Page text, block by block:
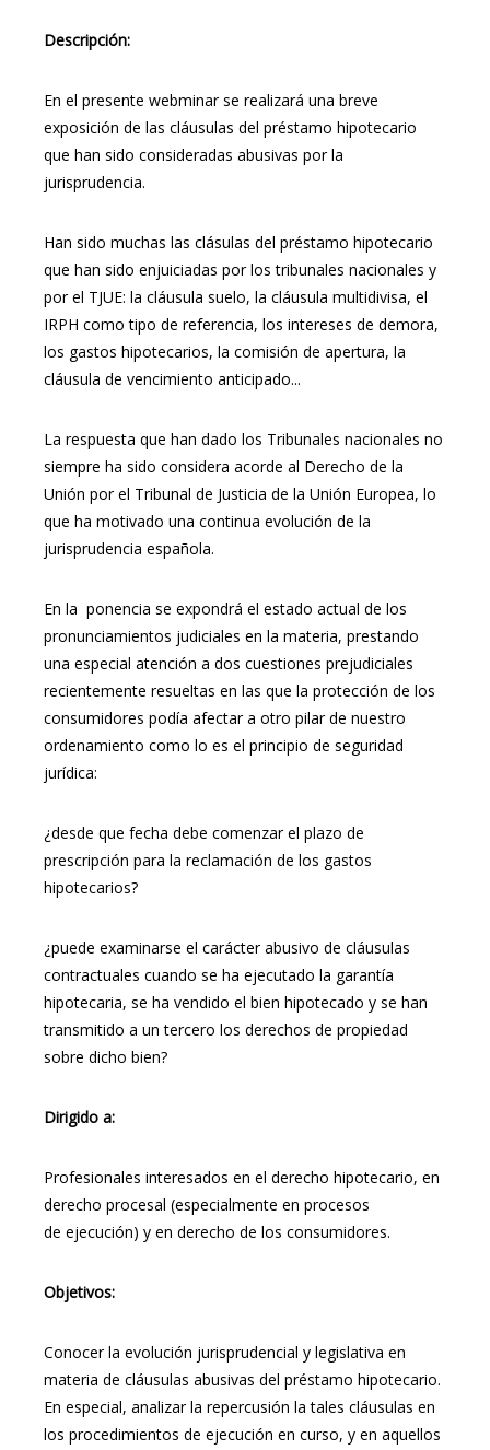
Descripción:
En el presente webminar se realizará una breve
exposición de las cláusulas del préstamo hipotecario
que han sido consideradas abusivas por la
jurisprudencia.
Han sido muchas las clásulas del préstamo hipotecario
que han sido enjuiciadas por los tribunales nacionales y
por el TJUE: la cláusula suelo, la cláusula multidivisa, el
IRPH como tipo de referencia, los intereses de demora,
los gastos hipotecarios, la comisión de apertura, la
cláusula de vencimiento anticipado...
La respuesta que han dado los Tribunales nacionales no
siempre ha sido considera acorde al Derecho de la
Unión por el Tribunal de Justicia de la Unión Europea, lo
que ha motivado una continua evolución de la
jurisprudencia española.
En la ponencia se expondrá el estado actual de los
pronunciamientos judiciales en la materia, prestando
una especial atención a dos cuestiones prejudiciales
recientemente resueltas en las que la protección de los
consumidores podía afectar a otro pilar de nuestro
ordenamiento como lo es el principio de seguridad
jurídica:
¿desde que fecha debe comenzar el plazo de
prescripción para la reclamación de los gastos
hipotecarios?
¿puede examinarse el carácter abusivo de cláusulas
contractuales cuando se ha ejecutado la garantía
hipotecaria, se ha vendido el bien hipotecado y se han
transmitido a un tercero los derechos de propiedad
sobre dicho bien?
Dirigido a:
Profesionales interesados en el derecho hipotecario, en
derecho procesal (especialmente en procesos
de ejecución) y en derecho de los consumidores.
Objetivos:
Conocer la evolución jurisprudencial y legislativa en
materia de cláusulas abusivas del préstamo hipotecario.
En especial, analizar la repercusión la tales cláusulas en
los procedimientos de ejecución en curso, y en aquellos